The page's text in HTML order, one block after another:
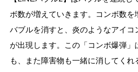
ボ数が増えていきます。コンボ数を
バブルを消すと、炎のようなアイコ
が出現します。この「コンボ爆弾」
も、また障害物も一緒に消してく